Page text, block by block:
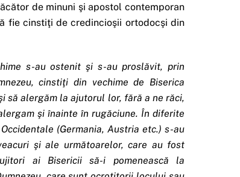
de minuni şi apostol contemporan
fie cinstiţi de credincioşii ortodocşi din
s-au ostenit şi s-au proslăvit, prin
cinstiţi din vechime de Biserica
să alergăm la ajutorul lor, fără a ne răci,
şi înainte în rugăciune. În diferite
(Germania, Austria etc.) s-au
şi ale următoarelor, care au fost
ai Bisericii să-i pomenească la